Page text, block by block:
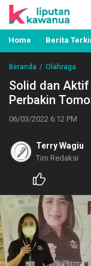
Liputan
Berita Manado,
Pemerintahan,
Home Berita
Beranda Olahraga
Solid dan Aktif
Perbakin
06/03/2022 6:12 PM
Terry Wagiu
Tim Redaksi